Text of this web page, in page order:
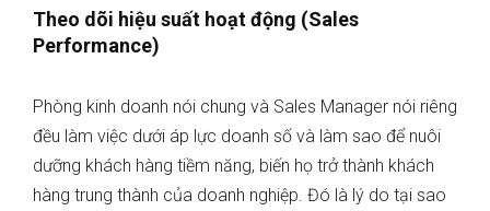
Theo dõi hiệu suất hoạt động (Sales
Performance)
Phòng kinh doanh nói chung và Sales Manager nói riêng
đều làm việc dưới áp lực doanh số và làm sao để nuôi
dưỡng khách hàng tiềm năng, biến họ trở thành khách
hàng trung thành của doanh nghiệp. Đó là lý do tại sao